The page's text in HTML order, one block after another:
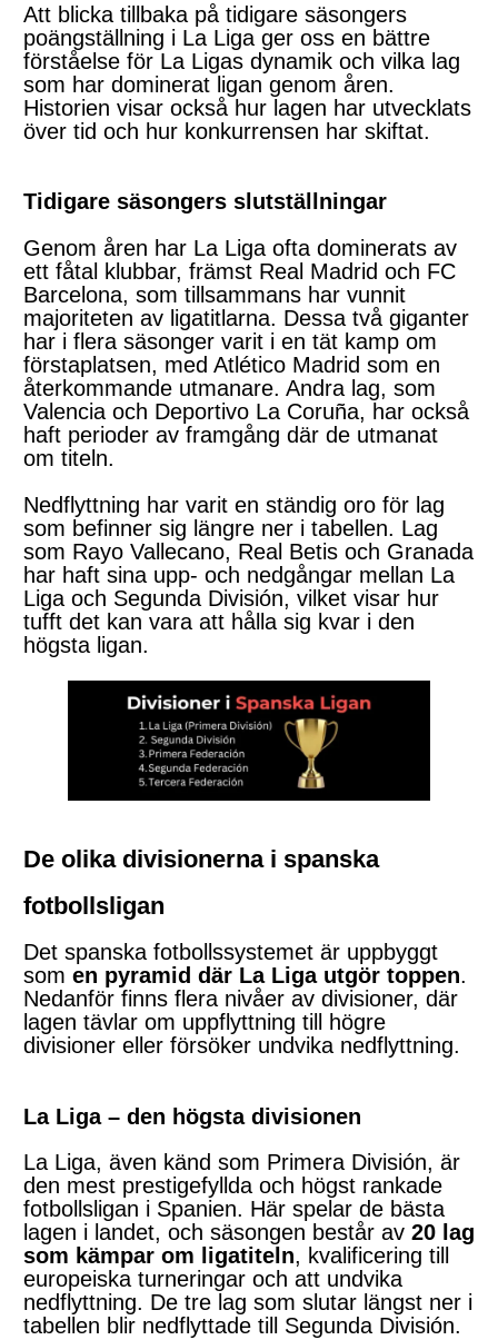
Att blicka tillbaka på tidigare säsongers
poängställning i La Liga ger oss en bättre
förståelse för La Ligas dynamik och vilka lag
som har dominerat ligan genom åren.
Historien visar också hur lagen har utvecklats
över tid och hur konkurrensen har skiftat.
Tidigare säsongers slutställningar
Genom åren har La Liga ofta dominerats av
ett fåtal klubbar, främst Real Madrid och FC
Barcelona, som tillsammans har vunnit
majoriteten av ligatitlarna. Dessa två giganter
har i flera säsonger varit i en tät kamp om
förstaplatsen, med Atlético Madrid som en
återkommande utmanare. Andra lag, som
Valencia och Deportivo La Coruña, har också
haft perioder av framgång där de utmanat
om titeln.
Nedflyttning har varit en ständig oro för lag
som befinner sig längre ner i tabellen. Lag
som Rayo Vallecano, Real Betis och Granada
har haft sina upp- och nedgångar mellan La
Liga och Segunda División, vilket visar hur
tufft det kan vara att hålla sig kvar i den
högsta ligan.
De olika divisionerna i spanska
fotbollsligan
Det spanska fotbollssystemet är uppbyggt
som en pyramid där La Liga utgör toppen.
Nedanför finns flera nivåer av divisioner, där
lagen tävlar om uppflyttning till högre
divisioner eller försöker undvika nedflyttning.
La Liga – den högsta divisionen
La Liga, även känd som Primera División, är
den mest prestigefyllda och högst rankade
fotbollsligan i Spanien. Här spelar de bästa
lagen i landet, och säsongen består av 20 lag
som kämpar om ligatiteln, kvalificering till
europeiska turneringar och att undvika
nedflyttning. De tre lag som slutar längst ner i
tabellen blir nedflyttade till Segunda División.